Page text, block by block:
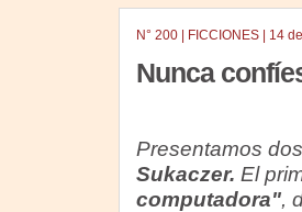
N° 200| FICCIONES| 14
Nunca
Presentamos
Sukaczer. El
computadora",